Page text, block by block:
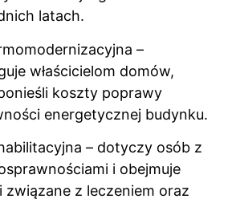
latach.
–
właścicielom domów,
koszty poprawy
energetycznej budynku.
– dotyczy osób z
i obejmuje
związane z leczeniem oraz